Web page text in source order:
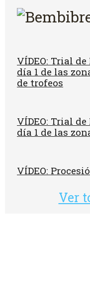
VÍDEO: Trial
día 1 de las
de trofeos
VÍDEO: Trial
día 1 de las
VÍDEO:
Ver